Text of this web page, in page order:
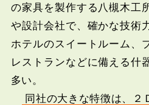
の家具を製作する八槻木工
や設計会社で、確かな技術
ホテルのスイートルーム、
レストランなどに備える什
多い。
同社の大きな特徴は、２